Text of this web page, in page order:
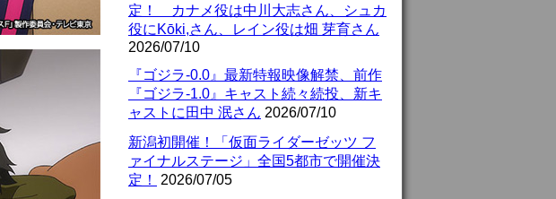
定！ カナメ役は中川大志さん、シュカ
役にKōki,さん、レイン役は畑 芽育さん
2026/07/10
『ゴジラ-0.0』最新特報映像解禁、前作
『ゴジラ-1.0』キャスト続々続投、新キ
ャストに田中 泯さん 2026/07/10
新潟初開催！「仮面ライダーゼッツ フ
ァイナルステージ」全国5都市で開催決
定！
2026/07/05